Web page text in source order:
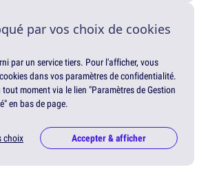
par vos choix de cookies
par un service tiers. Pour l'afficher, vous
dans vos paramètres de confidentialité.
moment via le lien "Paramètres de Gestion
en bas de page.
choix Accepter & afficher